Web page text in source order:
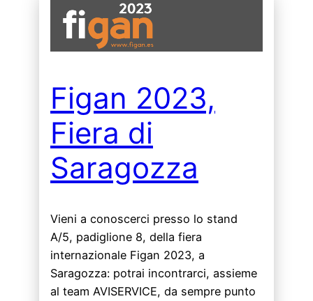
Figan 2023,
Fiera di
Saragozza
Vieni a conoscerci presso lo stand
A/5, padiglione 8, della fiera
internazionale Figan 2023, a
Saragozza: potrai incontrarci, assieme
al team AVISERVICE, da sempre punto